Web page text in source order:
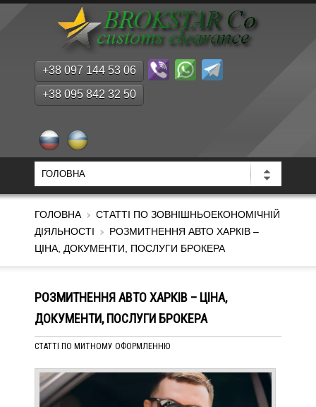
+38 097 144 53 06
+38 095 842 32 50
ГОЛОВНА
СТАТТІ ПО ЗОВНІШНЬОЕКОНОМІЧНІЙ
ДІЯЛЬНОСТІ
РОЗМИТНЕННЯ АВТО ХАРКІВ –
ЦІНА, ДОКУМЕНТИ, ПОСЛУГИ БРОКЕРА
РОЗМИТНЕННЯ АВТО ХАРКІВ – ЦІНА,
ДОКУМЕНТИ, ПОСЛУГИ БРОКЕРА
СТАТТІ ПО МИТНОМУ ОФОРМЛЕННЮ